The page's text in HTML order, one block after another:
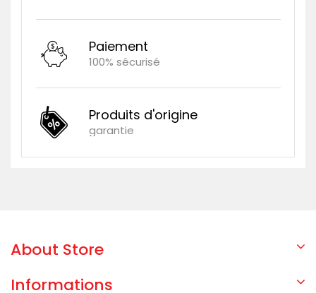
Paiement
100% sécurisé
Produits d'origine
garantie
About Store
Informations